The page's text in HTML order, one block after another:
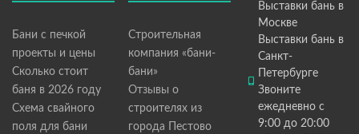
Бани с печкой
проекты и цены
Сколько стоит
баня в 2026 году
Схема свайного
поля для бани
Строительная
компания «бани-
бани»
Отзывы о
строителях из
города Пестово
Выставки бань в
Москве
Выставки бань в
Санкт-
Петербурге
Звоните
ежедневно с
9:00 до 20:00